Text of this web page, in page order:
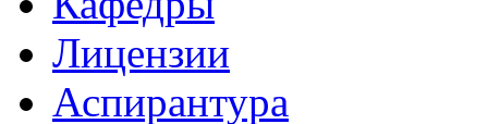
Лицензии
Аспирантура